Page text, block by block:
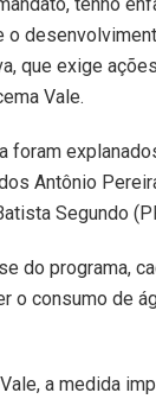
o
que exige
Vale.
foram
Antônio
Segundo
do programa,
o consumo de
a medida